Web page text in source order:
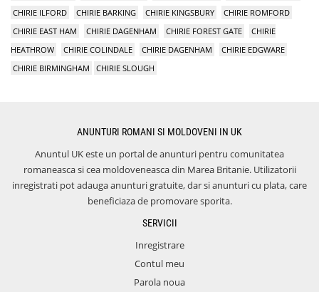
CHIRIE ILFORD
CHIRIE BARKING CHIRIE KINGSBURY
CHIRIE ROMFORD
CHIRIE EAST HAM
CHIRIE DAGENHAM CHIRIE FOREST GATE
CHIRIE
HEATHROW
CHIRIE COLINDALE CHIRIE DAGENHAM
CHIRIE EDGWARE
CHIRIE BIRMINGHAM
CHIRIE SLOUGH
ANUNTURI ROMANI SI MOLDOVENI IN UK
Anuntul UK este un portal de anunturi pentru comunitatea
romaneasca si cea moldoveneasca din Marea Britanie. Utilizatorii
inregistrati pot adauga anunturi gratuite, dar si anunturi cu plata, care
beneficiaza de promovare sporita.
SERVICII
Inregistrare
Contul meu
Parola noua